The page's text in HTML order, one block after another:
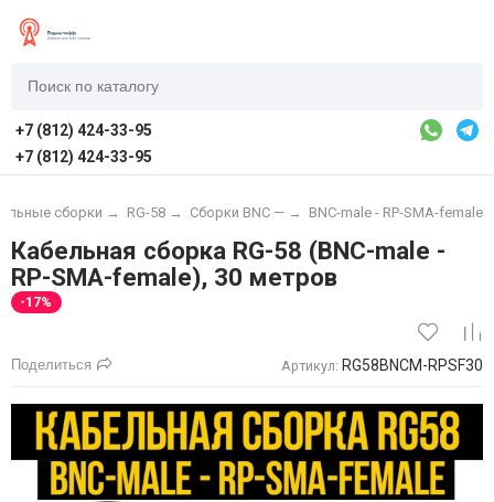
+7 (812) 424-33-95
+7 (812) 424-33-95
сборки → RG-58 → Сборки BNC — → BNC-male - RP-SMA-female
Кабельная сборка RG-58 (BNC-male -
RP-SMA-female), 30 метров
-17%
Поделиться Артикул: RG58BNCM-RPSF30